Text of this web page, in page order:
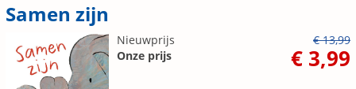
Samen zijn
Nieuwprijs
€ 13,99
Onze prijs
€ 3,99